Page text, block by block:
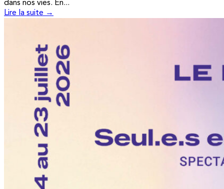
dans nos vies. En...
Lire la suite →